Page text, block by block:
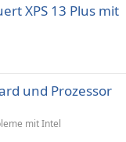
XPS 13 Plus mit
und Prozessor
mit Intel